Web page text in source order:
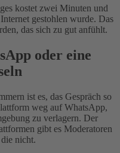
kostet zwei Minuten und
gestohlen wurde. Das
das sich zu gut anfühlt.
oder eine
ist es, das Gespräch so
weg auf WhatsApp,
zu verlagern. Der
gibt es Moderatoren
nicht.